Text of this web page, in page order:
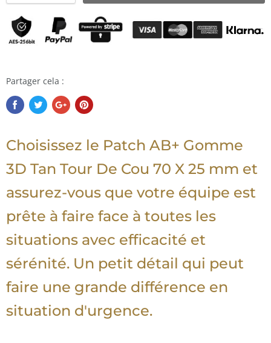
Partager cela :
Choisissez le Patch AB+ Gomme
3D Tan Tour De Cou 70 X 25 mm et
assurez-vous que votre équipe est
prête à faire face à toutes les
situations avec efficacité et
sérénité. Un petit détail qui peut
faire une grande différence en
situation d'urgence.